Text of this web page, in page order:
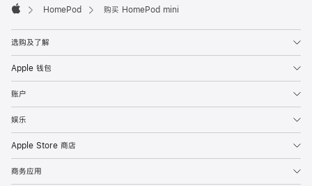
HomePod 购买 HomePod mini
选购及了解
Apple 钱包
账户
娱乐
Apple Store 商店
商务应用